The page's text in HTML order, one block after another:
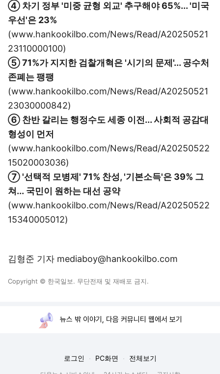
④ 차기 정부 '미중 균형 외교' 추구해야 65%... '미국
우선'은 23%
(www.hankookilbo.com/News/Read/A20250521
23110000100)
⑤ 71%가 지지한 검찰개혁은 '시기의 문제'... 공수처
존폐는 팽팽
(www.hankookilbo.com/News/Read/A20250521
23030000842)
⑥ 찬반 갈리는 행정수도 세종 이전... 사회적 공감대
형성이 먼저
(www.hankookilbo.com/News/Read/A20250522
15020003036)
⑦ '선택적 모병제' 71% 찬성, '기본소득'은 39% 그
쳐... 국민이 원하는 대선 공약
(www.hankookilbo.com/News/Read/A20250522
15340005012)
김형준 기자 mediaboy@hankookilbo.com
Copyright © 한국일보. 무단전재 및 재배포 금지.
뉴스 밖 이야기, 다음 커뮤니티 웹에서 보기
로그인 PC화면 전체보기